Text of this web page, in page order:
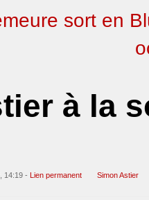
sort en
à la
14:19 - Lien permanent Simon Astier